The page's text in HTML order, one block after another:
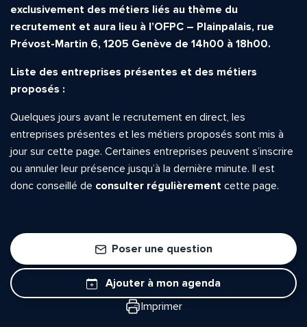
exclusivement des métiers liés au thème du
recrutement et aura lieu à l’OFPC – Plainpalais, rue
Prévost-Martin 6, 1205 Genève de 14h00 à 18h00.
Liste des entreprises présentes et des métiers
proposés :
Quelques jours avant le recrutement en direct, les
entreprises présentes et les métiers proposés sont mis à
jour sur cette page. Certaines entreprises peuvent s’inscrire
ou annuler leur présence jusqu’à la dernière minute. Il est
donc conseillé de consulter régulièrement cette page.
Poser une question
Ajouter à mon agenda
Imprimer
Prénom et nom*
Quelle est la pertinence de cette page?